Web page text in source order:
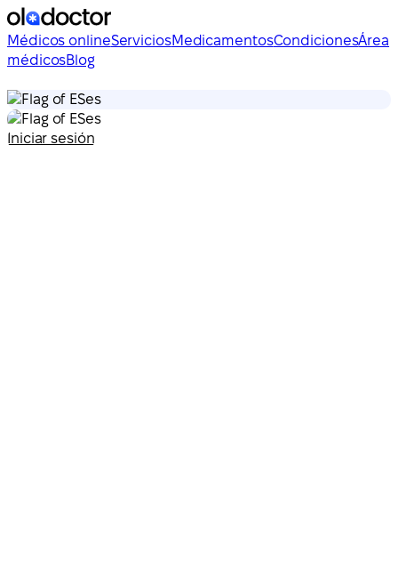
Médicos onlineServiciosMedicamentosCondicionesÁrea
médicosBlog
es
es
Iniciar sesión